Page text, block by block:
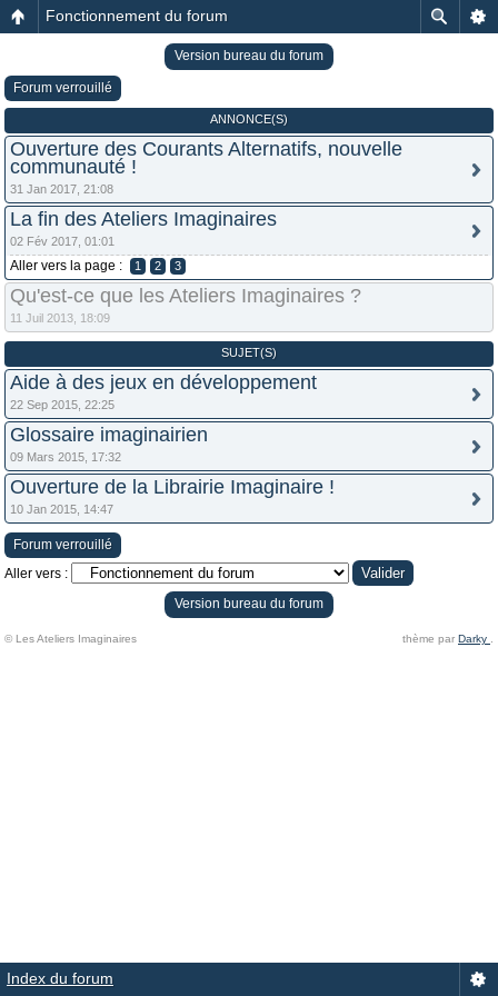
Fonctionnement du forum
Version bureau du forum
Forum verrouillé
ANNONCE(S)
Ouverture des Courants Alternatifs, nouvelle
communauté !
31 Jan 2017, 21:08
La fin des Ateliers Imaginaires
02 Fév 2017, 01:01
Aller vers la page : 1 2 3
Qu'est-ce que les Ateliers Imaginaires ?
11 Juil 2013, 18:09
SUJET(S)
Aide à des jeux en développement
22 Sep 2015, 22:25
Glossaire imaginairien
09 Mars 2015, 17:32
Ouverture de la Librairie Imaginaire !
10 Jan 2015, 14:47
Forum verrouillé
Aller vers :
Version bureau du forum
© Les Ateliers Imaginaires thème par Darky
Index du forum